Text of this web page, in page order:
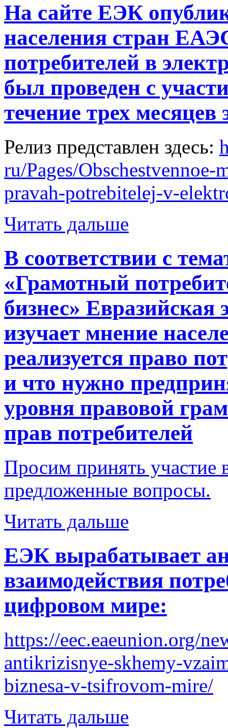
На сайте ЕЭК
населения стран
потребителей в
был проведен с
течение трех месяцев
Релиз представлен здесь:
ru/Pages/
pravah-potrebitelej-v-
Читать дальше
В соответствии с
«Грамотный
бизнес» Евразийская
изучает мнение
реализуется право
и что нужно
уровня правовой
прав потребителей
Просим принять участие
предложенные вопросы.
Читать дальше
ЕЭК вырабатывает
взаимодействия
цифровом мире:
https://eec.eaeunion.org/
antikrizisnye-skhemy-
biznesa-v-tsifrovom-mire/
Читать дальше